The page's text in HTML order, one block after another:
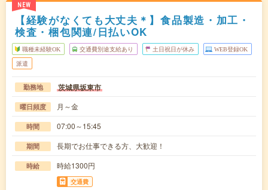
NEW
【経験がなくても大丈夫＊】食品製造・加工・
検査・梱包関連/日払いOK
職種未経験OK 交通費別途支給あり 土日祝日が休み WEB登録OK
派遣
勤務地 茨城県坂東市
曜日頻度 月～金
時間 07:00～15:45
期間 長期でお仕事できる方、大歓迎！
時給 時給1300円
交通費